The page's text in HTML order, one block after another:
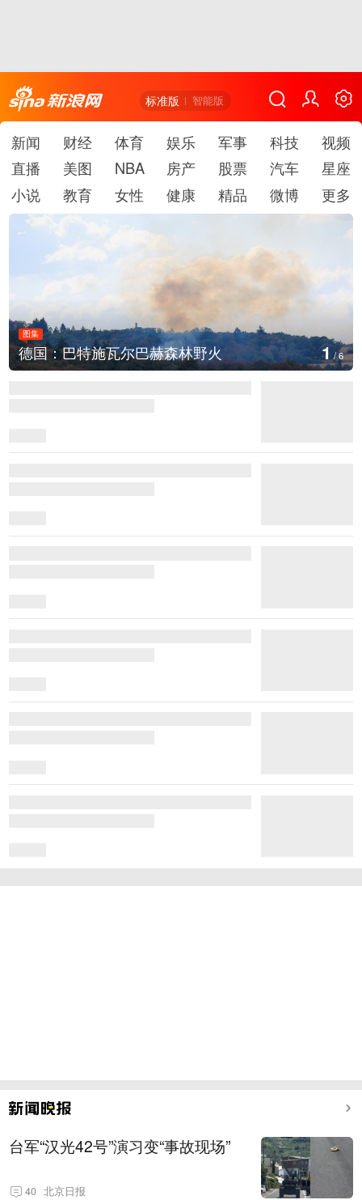
标准版 智能版
新闻 财经 体育 娱乐 军事 科技
视频
直播
美图 NBA 房产 股票 汽车
星座
小说
教育 女性 健康 精品 微博 更多
图集
乌克兰首都基辅等地传出强烈爆炸声 2/6
台军“汉光42号”演习变“事故现场”
40 北京日报